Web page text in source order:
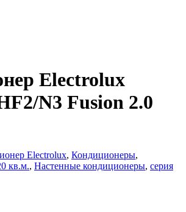
Electrolux
N3 Fusion 2.0
Electrolux, Кондиционеры,
кв.м., Настенные кондиционеры, серия